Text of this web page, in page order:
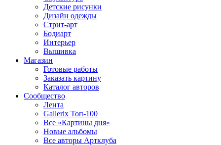
Детские рисунки
Дизайн одежды
Стрит-арт
Бодиарт
Интерьер
Вышивка
Магазин
Готовые работы
Заказать картину
Каталог авторов
Сообщество
Лента
Gallerix Топ-100
Все «Картины дня»
Новые альбомы
Все авторы Артклуба